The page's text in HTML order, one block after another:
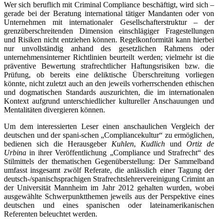
Wer sich beruflich mit Criminal Compliance beschäftigt, wird sich –
gerade bei der Beratung international tätiger Mandanten oder von
Unternehmen mit internationaler Gesellschafterstruktur – der
grenzüberschreitenden Dimension einschlägiger Fragestellungen
und Risiken nicht entziehen können. Regelkonformität kann hierbei
nur unvollständig anhand des gesetzlichen Rahmens oder
unternehmensinterner Richtlinien beurteilt werden; vielmehr ist die
präventive Bewertung strafrechtlicher Haftungsrisiken bzw. die
Prüfung, ob bereits eine deliktische Überschreitung vorliegen
könnte, nicht zuletzt auch an den jeweils vorherrschenden ethischen
und dogmatischen Standards auszurichten, die im internationalen
Kontext aufgrund unterschiedlicher kultureller Anschauungen und
Mentalitäten divergieren können.
Um dem interessierten Leser einen anschaulichen Vergleich der
deutschen und der spani-schen „Compliancekultur“ zu ermöglichen,
bedienen sich die Herausgeber Kuhlen, Kudlich und Ortiz de
Urbina in ihrer Veröffentlichung „Compliance und Strafrecht“ des
Stilmittels der thematischen Gegenüberstellung: Der Sammelband
umfasst insgesamt zwölf Referate, die anlässlich einer Tagung der
deutsch-/spanischsprachigen Strafrechtslehrervereinigung Crimint an
der Universität Mannheim im Jahr 2012 gehalten wurden, wobei
ausgewählte Schwerpunktthemen jeweils aus der Perspektive eines
deutschen und eines spanischen oder lateinamerikanischen
Referenten beleuchtet werden.